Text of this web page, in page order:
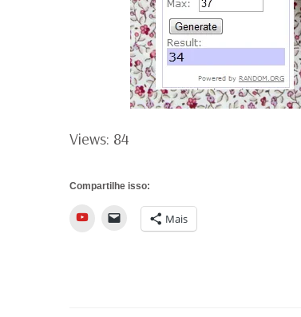
Views: 84
Compartilhe isso:
YouTube Mais